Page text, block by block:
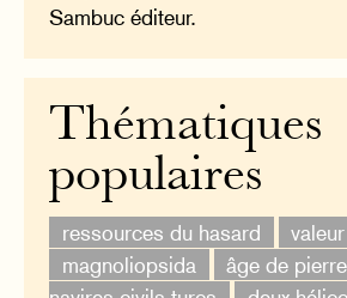
Sambuc éditeur.
Thématiques
populaires
ressources du hasard
magnoliopsida
âge de pierre